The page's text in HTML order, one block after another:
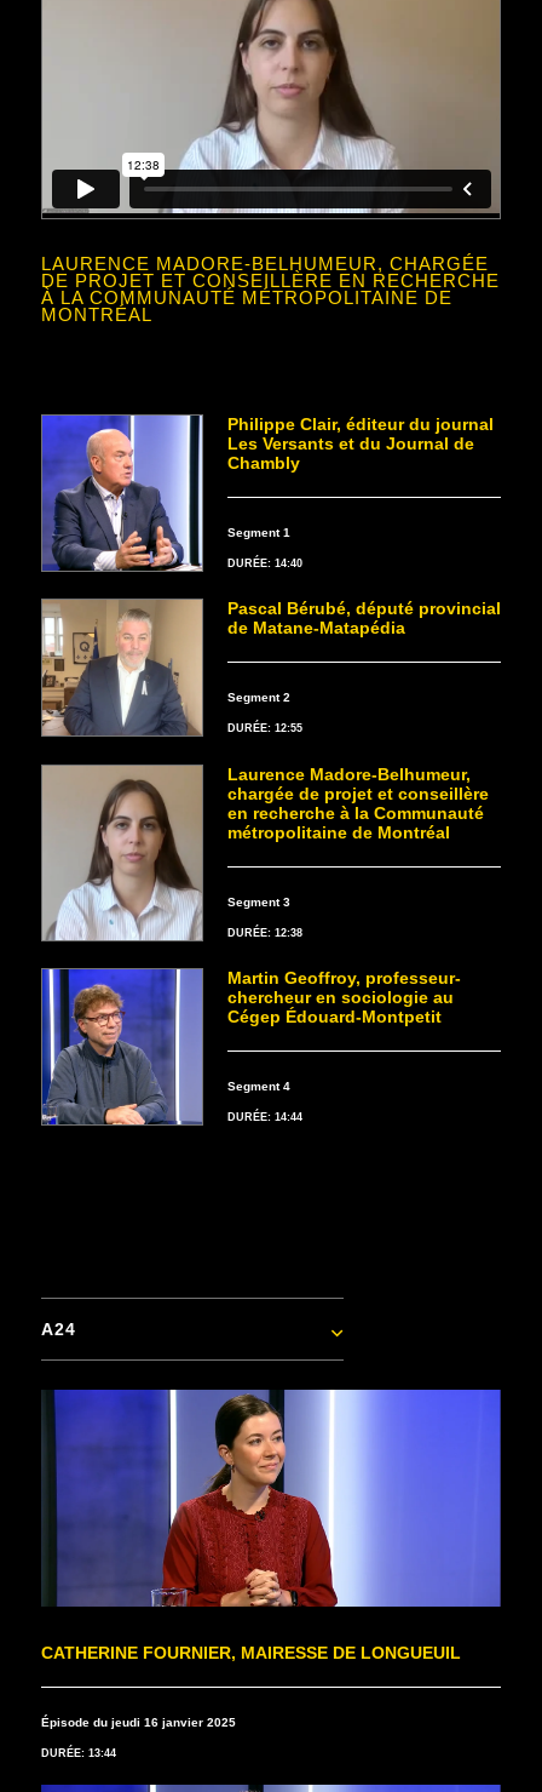
LAURENCE MADORE-BELHUMEUR, CHARGÉE
DE PROJET ET CONSEILLÈRE EN RECHERCHE
À LA COMMUNAUTÉ MÉTROPOLITAINE DE
MONTRÉAL
Philippe Clair, éditeur du journal
Les Versants et du Journal de
Chambly
Segment 1
DURÉE: 14:40
Pascal Bérubé, député provincial
de Matane-Matapédia
Segment 2
DURÉE: 12:55
Laurence Madore-Belhumeur,
chargée de projet et conseillère
en recherche à la Communauté
métropolitaine de Montréal
Segment 3
DURÉE: 12:38
Martin Geoffroy, professeur-
chercheur en sociologie au
Cégep Édouard-Montpetit
Segment 4
DURÉE: 14:44
A24
CATHERINE FOURNIER, MAIRESSE DE LONGUEUIL
Épisode du jeudi 16 janvier 2025
DURÉE: 13:44